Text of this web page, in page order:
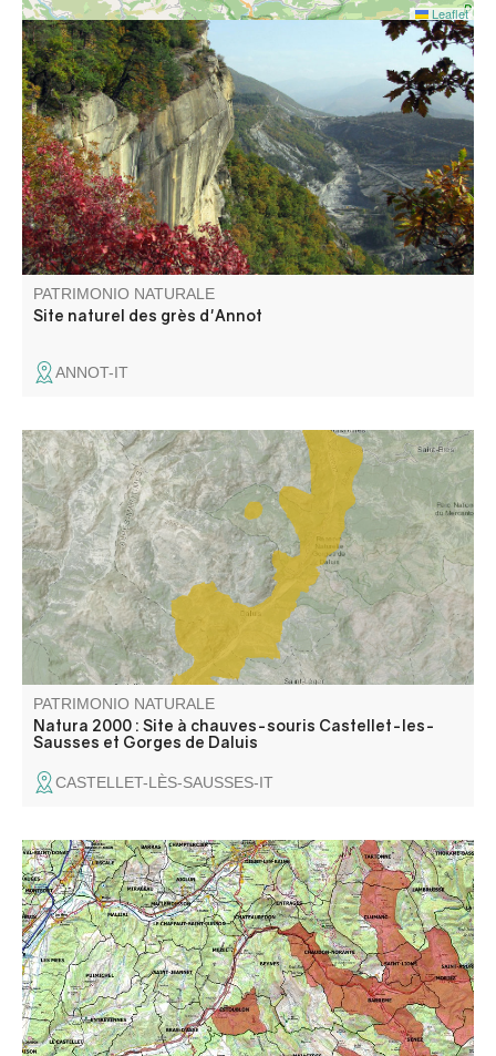
Le site des grès d'Annot est un monde étonnant où se
mêlent blocs de grès cyclopéens, légendes ancestrales et
histoire plurimillénaire. Dominant le village, une superficie
de 150 ha est désormais classée Espace Naturel
Sensible.
PATRIMONIO NATURALE
Site naturel des grès d'Annot
ANNOT-IT
Zone représentative de l'étage subméditerranéen où
dominent les landes à buis, genêt cendré, lavande. Zone
peu prospectée au niveau espèces végétales et milieux.
Gorges remarquables.
PATRIMONIO NATURALE
Natura 2000 : Site à chauves-souris Castellet-les-
Sausses et Gorges de Daluis
CASTELLET-LÈS-SAUSSES-IT
Le site de l’Asse comporte une caractéristique principale :
la partie amont comprend les terres agricoles alors que le
périmètre en aval de la clue de Chabrières ne concentre
que le lit de la rivière ainsi que sa ripisylve.
16
Leaflet